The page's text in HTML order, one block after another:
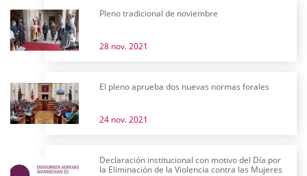
Pleno tradicional de noviembre
28 nov. 2021
El pleno aprueba dos nuevas normas forales
24 nov. 2021
Declaración institucional con motivo del Día por
la Eliminación de la Violencia contra las Mujeres